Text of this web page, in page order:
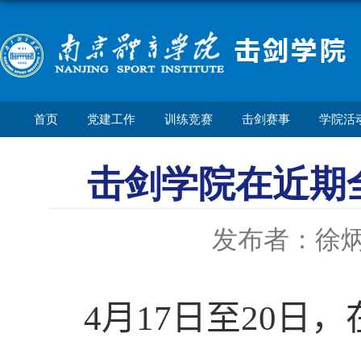
首页 党建工作 训练竞赛 击剑赛事 学院活
击剑学院在近期
发布者：徐
4月 17 日至20 日，